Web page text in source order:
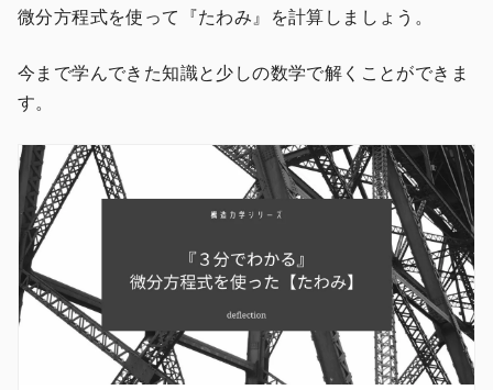
微分方程式を使って『たわみ』を計算しましょう。
今まで学んできた知識と少しの数学で解くことができま
す。